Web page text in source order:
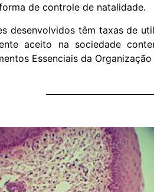
de controle de natalidade.
desenvolvidos têm taxas de
aceito na sociedade
Essenciais da